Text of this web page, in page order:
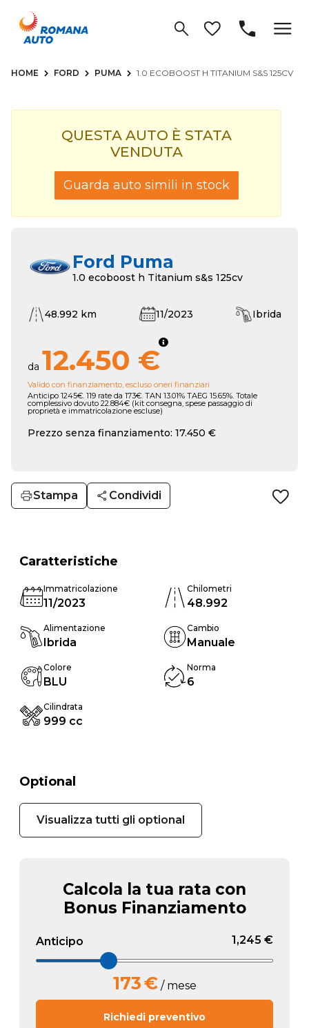
HOME FORD PUMA 1.0 ECOBOOST H TITANIUM S&S 125CV
QUESTA AUTO È STATA
VENDUTA
Guarda auto simili in stock
Ford Puma
1.0 ecoboost h Titanium s&s 125cv
48.992 km 11/2023 Ibrida
da 12.450 €
Valido con finanziamento, escluso oneri finanziari
Anticipo 1245€. 119 rate da 173€. TAN 13.01% TAEG 15.65%. Totale
complessivo dovuto 22.884€ (kit consegna, spese passaggio di
proprietà e immatricolazione escluse)
Prezzo senza finanziamento: 17.450 €
Stampa Condividi
Caratteristiche
Immatricolazione
11/2023
Chilometri
48.992
Alimentazione
Ibrida
Cambio
Manuale
Colore
BLU
Norma
6
Cilindrata
999 cc
Optional
Visualizza tutti gli optional
Calcola la tua rata con
Bonus Finanziamento
Anticipo 1,245 €
173€/ mese
Richiedi preventivo